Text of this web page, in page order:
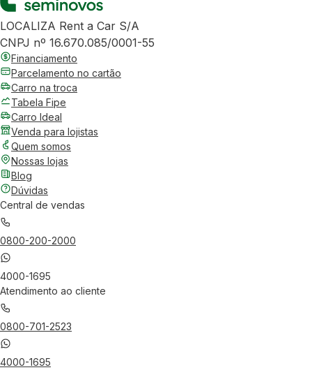
LOCALIZA Rent a Car S/A
CNPJ nº 16.670.085/0001-55
Financiamento
Parcelamento no cartão
Carro na troca
Tabela Fipe
Carro Ideal
Venda para lojistas
Quem somos
Nossas lojas
Blog
Dúvidas
Central de vendas
0800-200-2000
4000-1695
Atendimento ao cliente
0800-701-2523
4000-1695